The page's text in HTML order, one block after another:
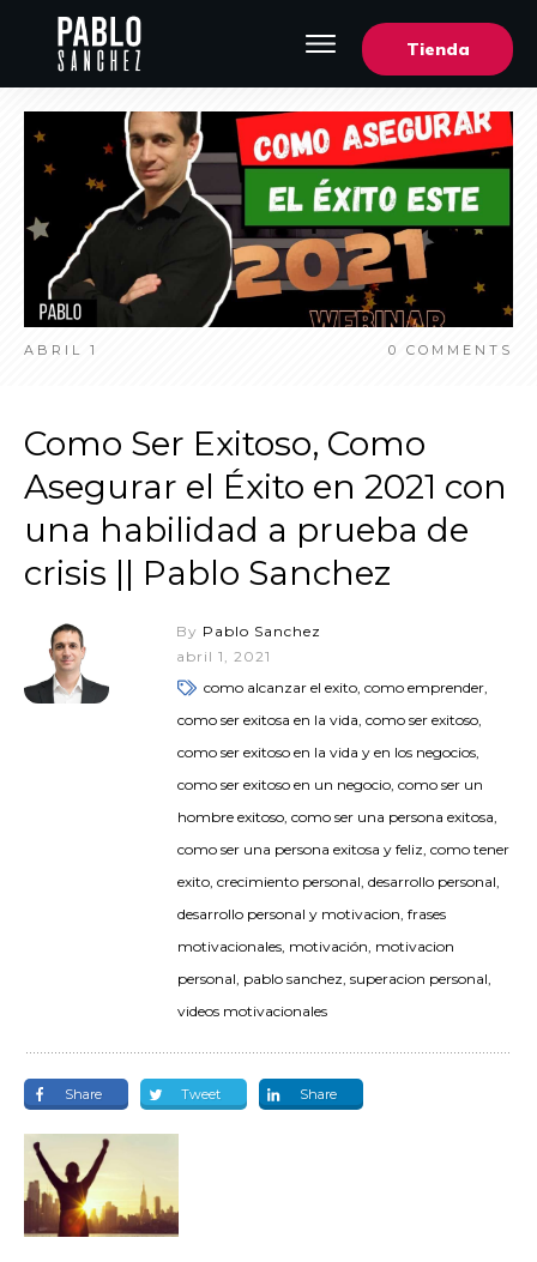
Tienda
ABRIL 1 0 COMMENTS
Como Ser Exitoso, Como
Asegurar el Éxito en 2021 con
una habilidad a prueba de
crisis || Pablo Sanchez
By Pablo Sanchez
abril 1, 2021
como alcanzar el exito, como emprender,
como ser exitosa en la vida, como ser exitoso,
como ser exitoso en la vida y en los negocios,
como ser exitoso en un negocio, como ser un
hombre exitoso, como ser una persona exitosa,
como ser una persona exitosa y feliz, como tener
exito, crecimiento personal, desarrollo personal,
desarrollo personal y motivacion, frases
motivacionales, motivación, motivacion
personal, pablo sanchez, superacion personal,
videos motivacionales
Share Tweet Share